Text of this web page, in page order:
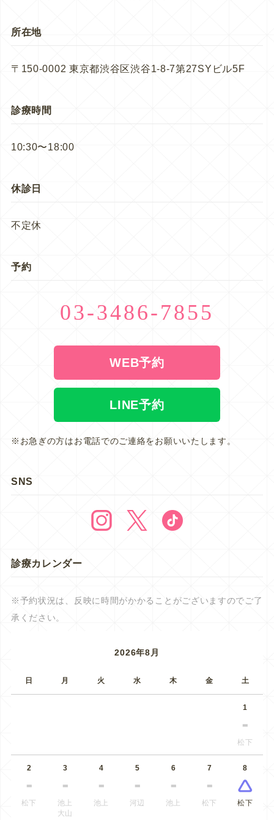
所在地
〒150-0002 東京都渋谷区渋谷1-8-7第27SYビル5F
診療時間
10:30〜18:00
休診日
不定休
予約
03-3486-7855
WEB予約
LINE予約
※お急ぎの方はお電話でのご連絡をお願いいたします。
SNS
診療カレンダー
※予約状況は、反映に時間がかかることがございますのでご了
承ください。
2026年8月
日 月 火 水 木 金 土
1
松下
2
松下
3
池上
大山
4
池上
5
河辺
6
池上
7
松下
8
松下